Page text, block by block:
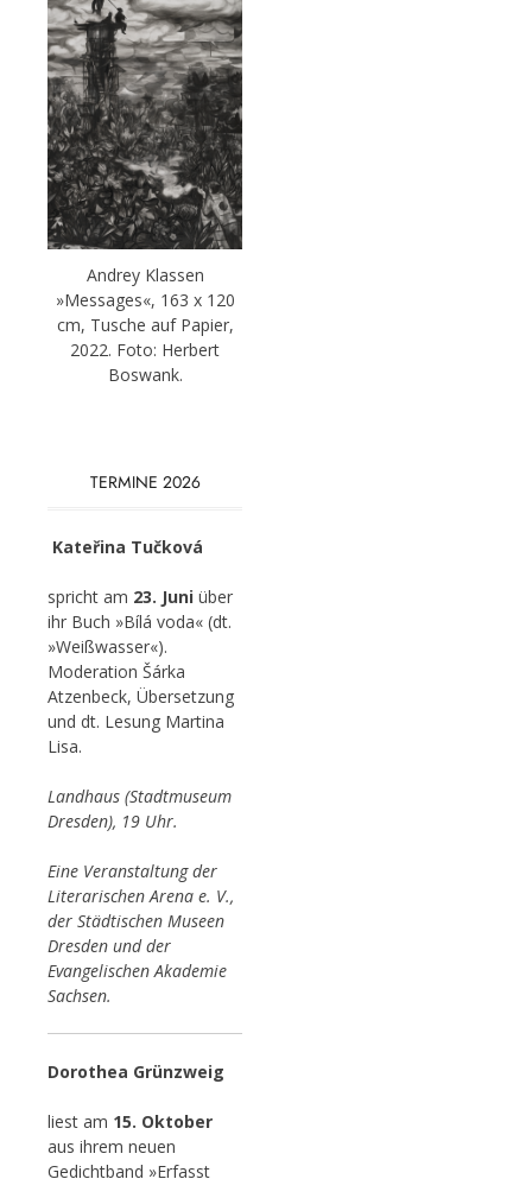
Andrey Klassen
»Messages«, 163 x 120
cm, Tusche auf Papier,
2022. Foto: Herbert
Boswank.
TERMINE 2026
Kateřina Tučková
spricht am 23. Juni über
ihr Buch »Bílá voda« (dt.
»Weißwasser«).
Moderation Šárka
Atzenbeck, Übersetzung
und dt. Lesung Martina
Lisa.
Landhaus (Stadtmuseum
Dresden), 19 Uhr.
Eine Veranstaltung der
Literarischen Arena e. V.,
der Städtischen Museen
Dresden und der
Evangelischen Akademie
Sachsen.
Dorothea Grünzweig
liest am 15. Oktober
aus ihrem neuen
Gedichtband »Erfasst